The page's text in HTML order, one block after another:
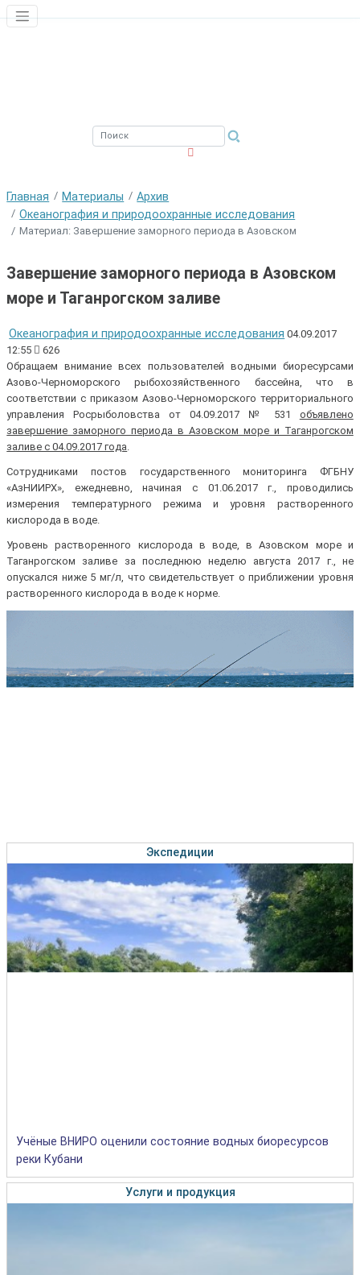
Главная Материалы
Архив
Океанография и природоохранные исследования
Материал: Завершение заморного периода в Азовском
Завершение заморного периода в Азовском
море и Таганрогском заливе
Океанография и природоохранные исследования 04.09.2017
12:55
626
Обращаем внимание всех пользователей водными биоресурсами
Азово-Черноморского рыбохозяйственного бассейна, что в
соответствии с приказом Азово-Черноморского территориального
управления Росрыболовства от 04.09.2017 № 531 объявлено
завершение заморного периода в Азовском море и Таганрогском
заливе с 04.09.2017 года
Сотрудниками постов государственного мониторинга ФГБНУ
«АзНИИРХ», ежедневно, начиная с 01.06.2017 г., проводились
измерения температурного режима и уровня растворенного
кислорода в воде.
Уровень растворенного кислорода в воде, в Азовском море и
Таганрогском заливе за последнюю неделю августа 2017 г., не
опускался ниже 5 мг/л, что свидетельствует о приближении уровня
растворенного кислорода в воде к норме.
Экспедиции
Учёные ВНИРО оценили состояние водных биоресурсов
реки Кубани
Услуги и продукция